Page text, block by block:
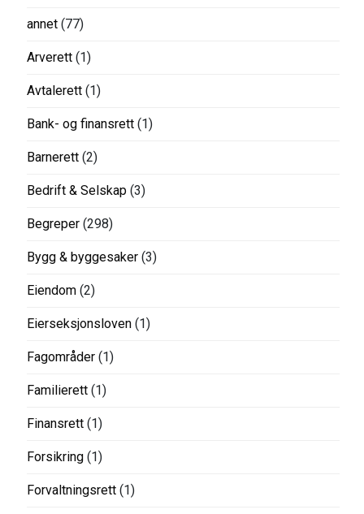
annet (77)
Arverett (1)
Avtalerett (1)
Bank- og finansrett (1)
Barnerett (2)
Bedrift & Selskap (3)
Begreper (298)
Bygg & byggesaker (3)
Eiendom (2)
Eierseksjonsloven (1)
Fagområder (1)
Familierett (1)
Finansrett (1)
Forsikring (1)
Forvaltningsrett (1)